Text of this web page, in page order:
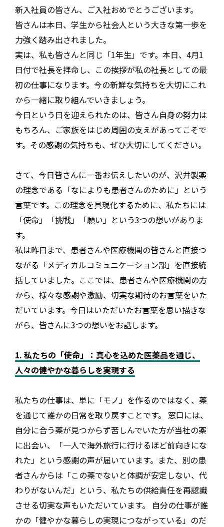
新入社員の皆さん、ご入社おめでとうございます。
皆さんは本日、学生から社会人という大きな第一歩を
力強く踏み出されました。
実は、私も皆さんと同じ「1年生」です。本日、4月1
日付で社長を拝命し、この挨拶が私の社長としての最
初の仕事になります。今の新鮮な気持ちを大切にこれ
から一緒に取り組んでいきましょう。
今日という日を迎えられたのは、皆さん自身の努力は
もちろん、ご家族をはじめ周囲の支えがあってこそで
す。その感謝の気持ちも、ぜひ大切にしてください。
さて、今日皆さんに一番お伝えしたいのが、沢井製薬
の理念である「なによりも患者さんのために」という
言葉です。この理念を具現化するために、私たちには
「使命」「挑戦」「願い」という3つの想いがありま
す。
私は昨日まで、患者さんや医療機関の皆さんと直接つ
ながる「メディカルコミュニケーション部」を直接統
括していました。ここでは、患者さんや医療機関の方
から、様々な感謝や激励、切実な期待のお言葉をいた
だいています。今日はいただいたお言葉を思い描きな
がら、皆さんに3つの想いをお話します。
1. 私たちの「使命」：真心を込めた医薬品を通じ、
人々の健やかな暮らしを実現する
私たちの仕事は、単に「モノ」を作るのではなく、薬
を通じて誰かの日常を取り戻すことです。 窓口には、
自分に合う薬が見つからず苦しんでいた方が当社の薬
に出会い、「一人で海外旅行に行けるほど前向きにな
れた」という感謝の声が届いています。また、別の患
者さんからは「この薬でないと体調が安定しない、代
わりがないんだ」という、私たちの供給責任を再認識
させる切実な声もいただいています。 自分の仕事が誰
かの「健やかな暮らしの実現につながっている」のだ